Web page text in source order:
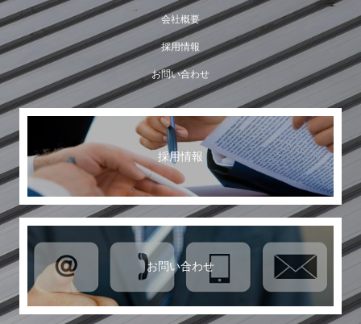
会社概要
採用情報
お問い合わせ
採用情報
お問い合わせ